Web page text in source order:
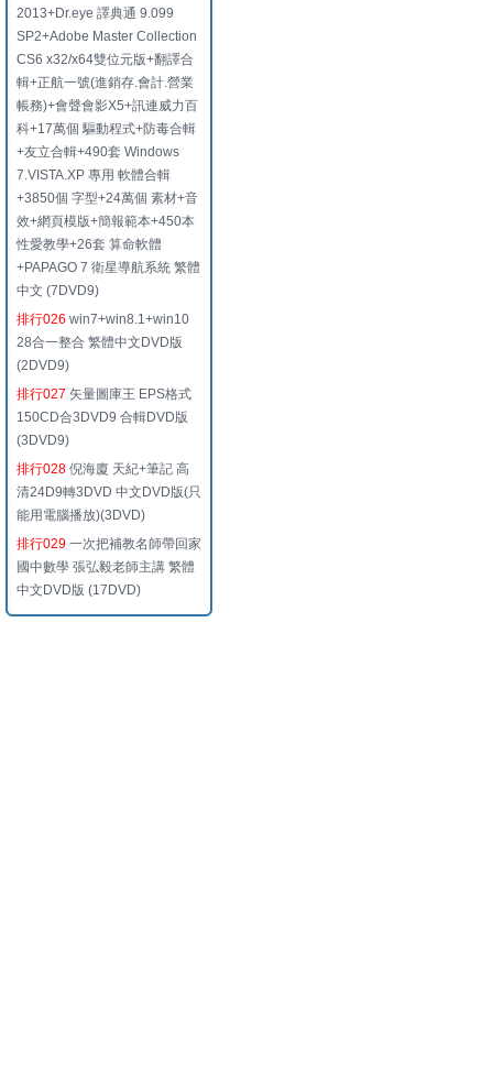
2013+Dr.eye 譯典通 9.099
SP2+Adobe Master Collection
CS6 x32/x64雙位元版+翻譯合
輯+正航一號(進銷存.會計.營業
帳務)+會聲會影X5+訊連威力百
科+17萬個 驅動程式+防毒合輯
+友立合輯+490套 Windows
7.VISTA.XP 專用 軟體合輯
+3850個 字型+24萬個 素材+音
效+網頁模版+簡報範本+450本
性愛教學+26套 算命軟體
+PAPAGO 7 衛星導航系統 繁體
中文 (7DVD9)
排行026 win7+win8.1+win10
28合一整合 繁體中文DVD版
(2DVD9)
排行027 矢量圖庫王 EPS格式
150CD合3DVD9 合輯DVD版
(3DVD9)
排行028 倪海廈 天紀+筆記 高
清24D9轉3DVD 中文DVD版(只
能用電腦播放)(3DVD)
排行029 一次把補教名師帶回家
國中數學 張弘毅老師主講 繁體
中文DVD版 (17DVD)